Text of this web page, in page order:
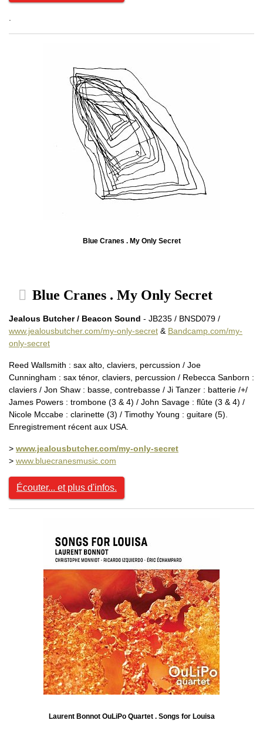
Blue Cranes . My Only Secret
Blue Cranes . My Only Secret
Jealous Butcher / Beacon Sound - JB235 / BNSD079 /
www.jealousbutcher.com/my-only-secret & Bandcamp.com/my-
only-secret
Reed Wallsmith : sax alto, claviers, percussion / Joe
Cunningham : sax ténor, claviers, percussion / Rebecca Sanborn :
claviers / Jon Shaw : basse, contrebasse / Ji Tanzer : batterie /+/
James Powers : trombone (3 & 4) / John Savage : flûte (3 & 4) /
Nicole Mccabe : clarinette (3) / Timothy Young : guitare (5).
Enregistrement récent aux USA.
> www.jealousbutcher.com/my-only-secret
> www.bluecranesmusic.com
Écouter... et plus d'infos.
Laurent Bonnot OuLiPo Quartet . Songs for Louisa